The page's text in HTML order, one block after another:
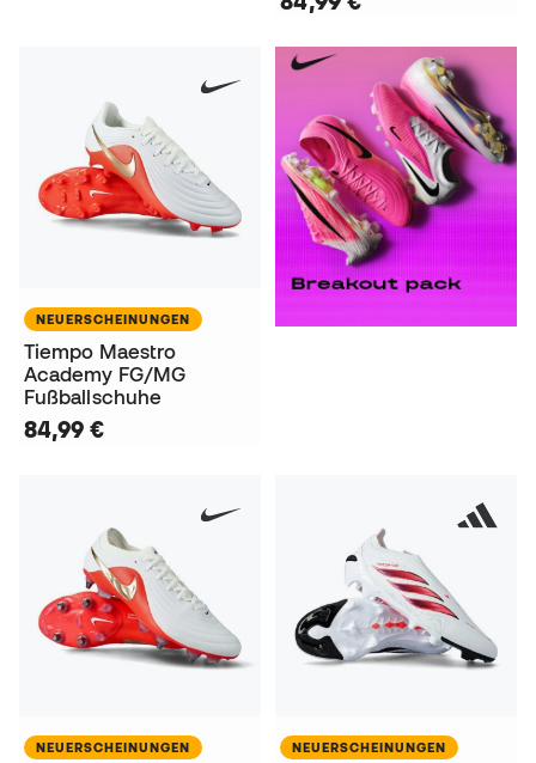
NEUERSCHEINUNGEN
Tiempo Maestro
Academy FG/MG
Fußballschuhe
84,99 €
NEUERSCHEINUNGEN NEUERSCHEINUNGEN